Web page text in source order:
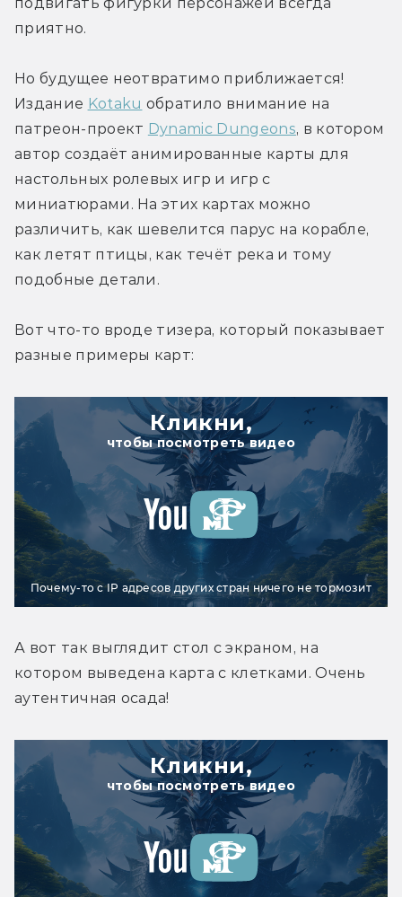
приятно.
Но будущее неотвратимо приближается!
Издание Kotaku обратило внимание на
патреон-проект Dynamic Dungeons, в котором
автор создаёт анимированные карты для
настольных ролевых игр и игр с
миниатюрами. На этих картах можно
различить, как шевелится парус на корабле,
как летят птицы, как течёт река и тому
подобные детали.
Вот что-то вроде тизера, который показывает
разные примеры карт:
Кликни,
чтобы посмотреть видео
Почему-то с IP адресов других стран ничего не тормозит
А вот так выглядит стол с экраном, на
котором выведена карта с клетками. Очень
аутентичная осада!
Кликни,
чтобы посмотреть видео